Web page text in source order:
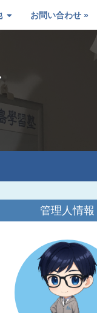
お問い合わせ
管理人情報